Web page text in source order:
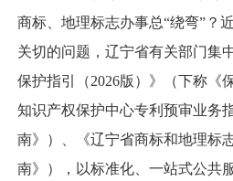
商标、地理标志办事总“绕弯”？
关切的问题，辽宁省有关部门集
保护指引（2026版）》（下称《
知识产权保护中心专利预审业务
南》）、《辽宁省商标和地理标
南》），以标准化、一站式公共